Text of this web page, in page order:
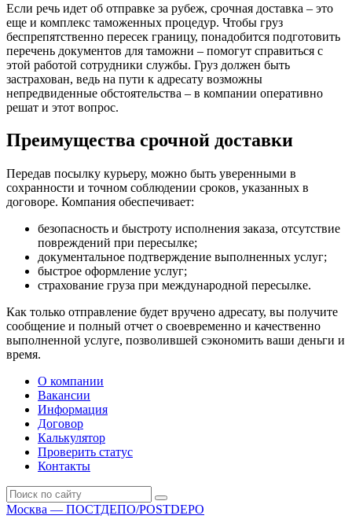
Если речь идет об отправке за рубеж, срочная доставка – это
еще и комплекс таможенных процедур. Чтобы груз
беспрепятственно пересек границу, понадобится подготовить
перечень документов для таможни – помогут справиться с
этой работой сотрудники службы. Груз должен быть
застрахован, ведь на пути к адресату возможны
непредвиденные обстоятельства – в компании оперативно
решат и этот вопрос.
Преимущества срочной доставки
Передав посылку курьеру, можно быть уверенными в
сохранности и точном соблюдении сроков, указанных в
договоре. Компания обеспечивает:
безопасность и быстроту исполнения заказа, отсутствие
повреждений при пересылке;
документальное подтверждение выполненных услуг;
быстрое оформление услуг;
страхование груза при международной пересылке.
Как только отправление будет вручено адресату, вы получите
сообщение и полный отчет о своевременно и качественно
выполненной услуге, позволившей сэкономить ваши деньги и
время.
О компании
Вакансии
Информация
Договор
Калькулятор
Проверить статус
Контакты
Москва — ПОСТДЕПО/POSTDEPO